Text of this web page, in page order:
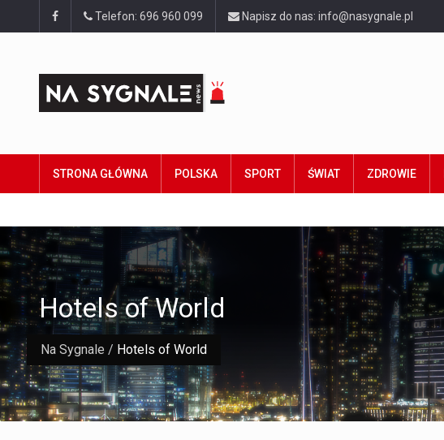
Telefon: 696 960 099 Napisz do nas: info@nasygnale.pl
STRONA GŁÓWNA POLSKA SPORT ŚWIAT ZDROWIE
Na Sygnale / Hotels of World
Hotels of World